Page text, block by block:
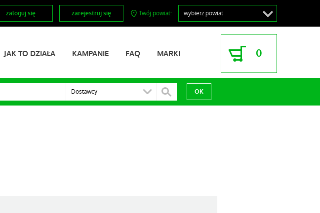
Twój powiat:
zaloguj się zarejestruj się
JAK TO DZIAŁA KAMPANIE FAQ MARKI 0
Dostawcy